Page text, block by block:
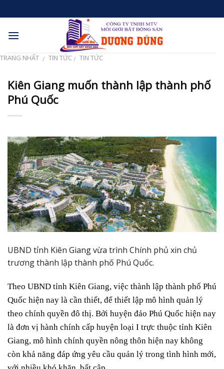
to
content
TRANG NHẤT / TIN TỨC / TIN TỨC
Kiên Giang muốn thành lập thành phố
Phú Quốc
UBND tỉnh Kiên Giang vừa trình Chính phủ xin chủ
trương thành lập thành phố Phú Quốc.
Theo UBND tỉnh Kiên Giang, việc thành lập thành phố Phú
Quốc hiện nay là cần thiết, để thiết lập mô hình quản lý
theo chính quyền đô thị. Bởi huyện đảo Phú Quốc hiện nay
là đơn vị hành chính cấp huyện loại I trực thuộc tỉnh Kiên
Giang, mô hình chính quyền nông thôn hiện nay không
còn khả năng đáp ứng yêu cầu quản lý trong tình hình mới,